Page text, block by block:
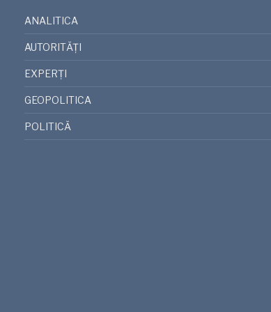
ANALITICA
AUTORITĂȚI
EXPERȚI
GEOPOLITICA
POLITICĂ